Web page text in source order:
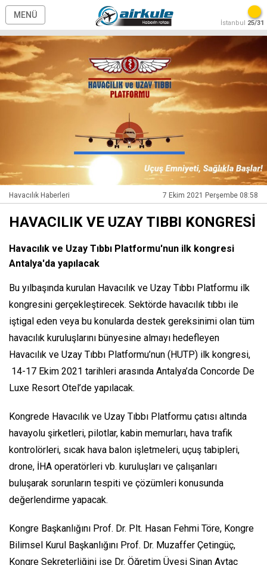
MENÜ
İstanbul 25/31
Havacılık Haberleri 7 Ekim 2021 Perşembe 08:58
HAVACILIK VE UZAY TIBBI KONGRESİ
Havacılık ve Uzay Tıbbı Platformu'nun ilk kongresi
Antalya'da yapılacak
Bu yılbaşında kurulan Havacılık ve Uzay Tıbbı Platformu ilk
kongresini gerçekleştirecek. Sektörde havacılık tıbbı ile
iştigal eden veya bu konularda destek gereksinimi olan tüm
havacılık kuruluşlarını bünyesine almayı hedefleyen
Havacılık ve Uzay Tıbbı Platformu’nun (HUTP) ilk kongresi,
14-17 Ekim 2021 tarihleri arasında Antalya’da Concorde De
Luxe Resort Otel’de yapılacak.
Kongrede Havacılık ve Uzay Tıbbı Platformu çatısı altında
havayolu şirketleri, pilotlar, kabin memurları, hava trafik
kontrolörleri, sıcak hava balon işletmeleri, uçuş tabipleri,
drone, İHA operatörleri vb. kuruluşları ve çalışanları
buluşarak sorunların tespiti ve çözümleri konusunda
değerlendirme yapacak.
Kongre Başkanlığını Prof. Dr. Plt. Hasan Fehmi Töre, Kongre
Bilimsel Kurul Başkanlığını Prof. Dr. Muzaffer Çetingüç,
Kongre Sekreterliğini ise Dr. Öğretim Üyesi Sinan Aytaç